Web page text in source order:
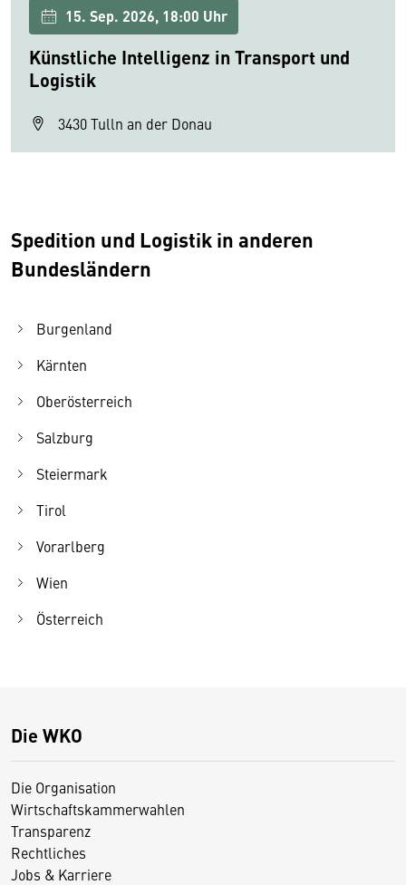
15. Sep. 2026, 18:00 Uhr
Künstliche Intelligenz in Transport und
Logistik
3430 Tulln an der Donau
Spedition und Logistik in anderen
Bundesländern
Burgenland
Kärnten
Oberösterreich
Salzburg
Steiermark
Tirol
Vorarlberg
Wien
Österreich
Die WKO
Die Organisation
Wirtschaftskammerwahlen
Transparenz
Rechtliches
Jobs & Karriere